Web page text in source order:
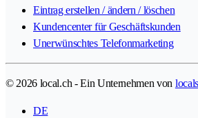
Eintrag erstellen / ändern / löschen
Kundencenter für Geschäftskunden
Unerwünschtes Telefonmarketing
© 2026 local.ch - Ein Unternehmen von
DE